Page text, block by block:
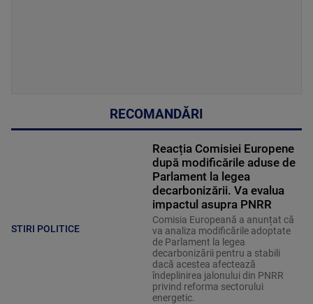
RECOMANDĂRI
STIRI POLITICE
Reacția Comisiei Europene
după modificările aduse de
Parlament la legea
decarbonizării. Va evalua
impactul asupra PNRR
Comisia Europeană a anunțat că
va analiza modificările adoptate
de Parlament la legea
decarbonizării pentru a stabili
dacă acestea afectează
îndeplinirea jalonului din PNRR
privind reforma sectorului
energetic.